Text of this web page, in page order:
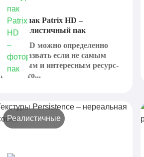
Ресурс-пак Patrix HD –
фотореалистичный пак
Patrix HD можно определенно
точно назвать если не самым
красивым и интересным ресурс-
паком, то...
Реалистичные